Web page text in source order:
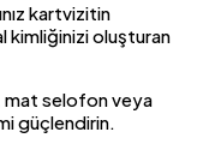
kartvizitin
kimliğinizi oluşturan
selofon veya
güçlendirin.